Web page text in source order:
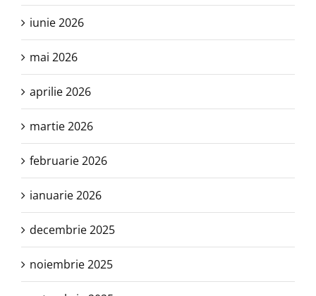
iunie 2026
mai 2026
aprilie 2026
martie 2026
februarie 2026
ianuarie 2026
decembrie 2025
noiembrie 2025